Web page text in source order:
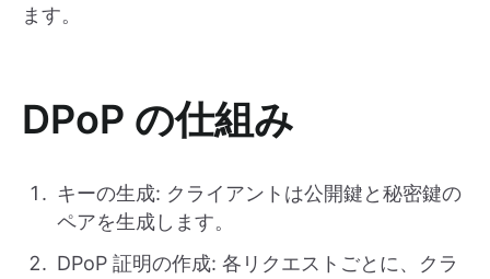
ます。
DPoP の仕組み
キーの生成: クライアントは公開鍵と秘密鍵の
ペアを生成します。
DPoP 証明の作成: 各リクエストごとに、クラ